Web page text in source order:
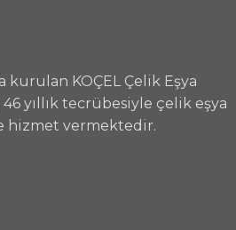
kurulan KOÇEL Çelik Eşya
yıllık tecrübesiyle çelik eşya
hizmet vermektedir.